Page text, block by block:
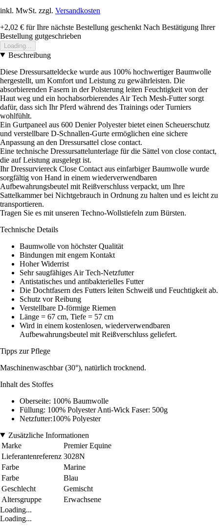
inkl. MwSt. zzgl. Versandkosten
+2,02 € für Ihre nächste Bestellung geschenkt Nach Bestätigung Ihrer
Bestellung gutgeschrieben
Loading...
Beschreibung
Diese Dressursatteldecke wurde aus 100% hochwertiger Baumwolle
hergestellt, um Komfort und Leistung zu gewährleisten. Die
absorbierenden Fasern in der Polsterung leiten Feuchtigkeit von der
Haut weg und ein hochabsorbierendes Air Tech Mesh-Futter sorgt
dafür, dass sich Ihr Pferd während des Trainings oder Turniers
wohlfühlt.
Ein Gurtpaneel aus 600 Denier Polyester bietet einen Scheuerschutz
und verstellbare D-Schnallen-Gurte ermöglichen eine sichere
Anpassung an den Dressursattel close contact.
Eine technische Dressursattelunterlage für die Sättel von close contact,
die auf Leistung ausgelegt ist.
Ihr Dressurviereck Close Contact aus einfarbiger Baumwolle wurde
sorgfältig von Hand in einem wiederverwendbaren
Aufbewahrungsbeutel mit Reißverschluss verpackt, um Ihre
Sattelkammer bei Nichtgebrauch in Ordnung zu halten und es leicht zu
transportieren.
Tragen Sie es mit unseren Techno-Wollstiefeln zum Bürsten.
Technische Details
Baumwolle von höchster Qualität
Bindungen mit engem Kontakt
Hoher Widerrist
Sehr saugfähiges Air Tech-Netzfutter
Antistatisches und antibakterielles Futter
Die Dochtfasern des Futters leiten Schweiß und Feuchtigkeit ab.
Schutz vor Reibung
Verstellbare D-förmige Riemen
Länge = 67 cm, Tiefe = 57 cm
Wird in einem kostenlosen, wiederverwendbaren
Aufbewahrungsbeutel mit Reißverschluss geliefert.
Tipps zur Pflege
Maschinenwaschbar (30°), natürlich trocknend.
Inhalt des Stoffes
Oberseite: 100% Baumwolle
Füllung: 100% Polyester Anti-Wick Faser: 500g
Netzfutter:100% Polyester
Zusätzliche Informationen
Marke
Premier Equine
Lieferantenreferenz 3028N
Farbe
Marine
Farbe
Blau
Geschlecht
Gemischt
Altersgruppe
Erwachsene
Loading...
Loading...